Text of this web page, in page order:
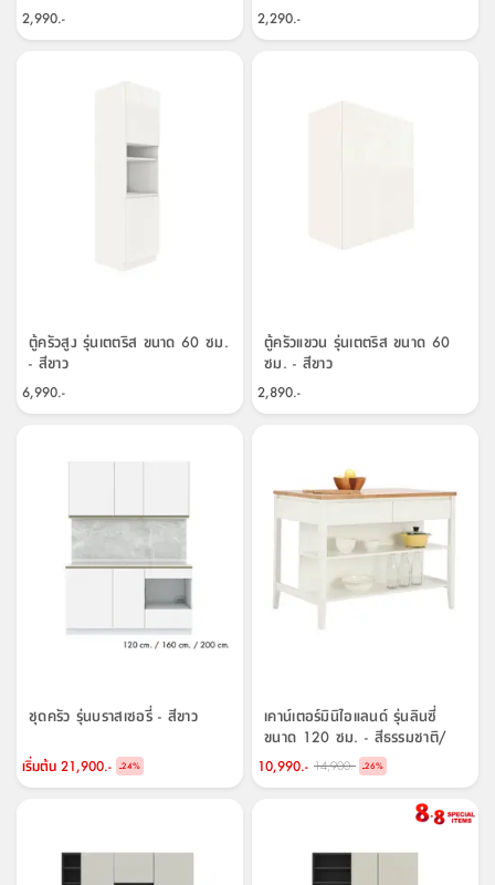
2,990.- 2,290.-
ตู้ครัวสูง รุ่นเตตริส ขนาด 60 ซม.
- สีขาว
6,990.-
ตู้ครัวแขวน รุ่นเตตริส ขนาด 60
ซม. - สีขาว
2,890.-
ชุดครัว รุ่นบราสเซอรี่ - สีขาว
เริ่มต้น 21,900.- -24%
เคาน์เตอร์มินิไอแลนด์ รุ่นลินซี่
ขนาด 120 ซม. - สีธรรมชาติ/
ขาว
10,990.- 14,900.- -26%